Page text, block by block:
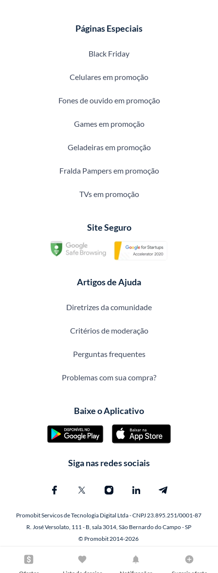
Páginas Especiais
Black Friday
Celulares em promoção
Fones de ouvido em promoção
Games em promoção
Geladeiras em promoção
Fralda Pampers em promoção
TVs em promoção
Site Seguro
Artigos de Ajuda
Diretrizes da comunidade
Critérios de moderação
Perguntas frequentes
Problemas com sua compra?
Baixe o Aplicativo
Siga nas redes sociais
Promobit Servicos de Tecnologia Digital Ltda - CNPJ 23.895.251/0001-87
R. José Versolato, 111 - B, sala 3014, São Bernardo do Campo - SP
© Promobit 2014-2026